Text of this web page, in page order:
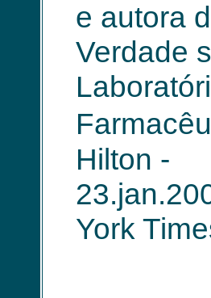
e autora
Verdade
Hilton -
York